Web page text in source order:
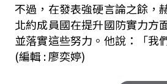
不過，在發表強硬言論之餘，
北約成員國在提升國防實力方
並落實這些努力。他說：「我
(編輯 : 廖奕婷)